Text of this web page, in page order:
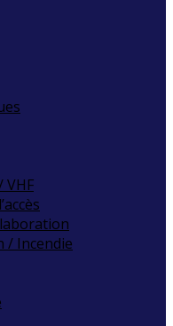
VHF
/ Incendie